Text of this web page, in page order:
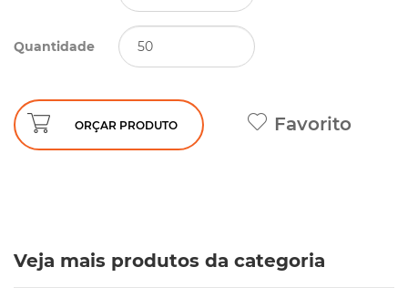
Quantidade
ORÇAR PRODUTO Favorito
Veja mais produtos da categoria